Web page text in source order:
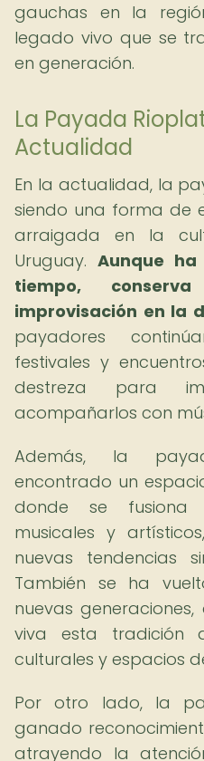
gauchas en la
legado vivo que se
en generación.
La Payada
Actualidad
En la actualidad, la
siendo una forma de
arraigada en la
Uruguay. Aunque
tiempo,
improvisación en la
payadores
festivales y
destreza para
acompañarlos con
Además, la
encontrado un
donde se fusiona
musicales y
nuevas tendencias
También se ha
nuevas
viva esta tradición
culturales y espacios
Por otro lado, la
ganado
atrayendo la